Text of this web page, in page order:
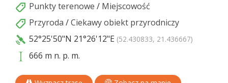
Punkty terenowe / Miejscowość
Przyroda /Ciekawy obiekt przyrodniczy
52°25'50"N 21°26'12"E (52.430833, 21.436667)
666 m n. p. m.